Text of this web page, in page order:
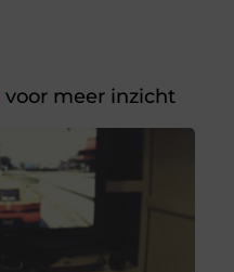
voor meer inzicht